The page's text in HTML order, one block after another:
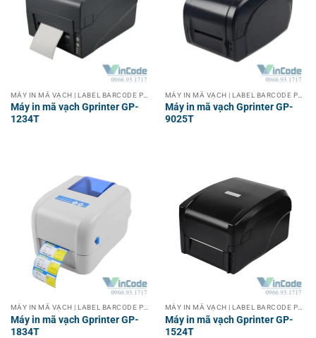
Máy in mã vạch Gprinter GP-
1234T
Máy in mã vạch Gprinter GP-
9025T
MÁY IN MÃ VẠCH | LABEL BARCODE PRINTER
Máy in mã vạch Gprinter GP-
1834T
MÁY IN MÃ VẠCH | LABEL BARCODE PRINTER
Máy in mã vạch Gprinter GP-
1524T